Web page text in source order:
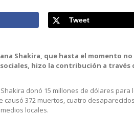
Tweet
Shakira, que hasta el momento
hizo la contribución a través
donó 15 millones de dólares
causó 372 muertos, cuatro
locales.